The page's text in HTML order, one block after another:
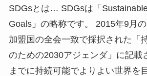
SDGsとは… SDGsは「
Goals」の略称です。 2015年9月
加盟国の全会一致で採択された「
のための2030アジェンダ」に記載
までに持続可能でよりよい世界を